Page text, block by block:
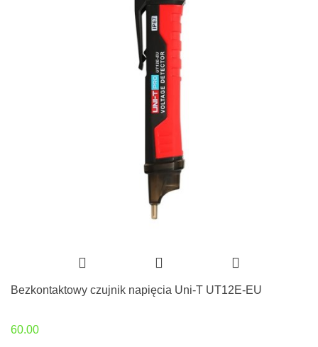
Bezkontaktowy czujnik napięcia Uni-T UT12E-EU
60.00